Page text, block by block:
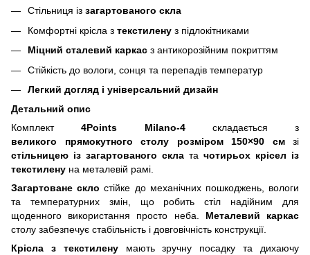
Стільниця із загартованого скла
Комфортні крісла з текстилену з підлокітниками
Міцний сталевий каркас з антикорозійним покриттям
Стійкість до вологи, сонця та перепадів температур
Легкий догляд і універсальний дизайн
Детальний опис
Комплект4Points Milano-4складається з
великого прямокутного столу розміром 150×90 смзі
стільницею із загартованого скла та чотирьох крісел із
текстилену на металевій рамі.
Загартоване склостійке до механічних пошкоджень, вологи
та температурних змін, що робить стіл надійним для
щоденного використання просто неба. Металевий каркас
столу забезпечує стабільність і довговічність конструкції.
Крісла з текстиленумають зручну посадку та дихаючу